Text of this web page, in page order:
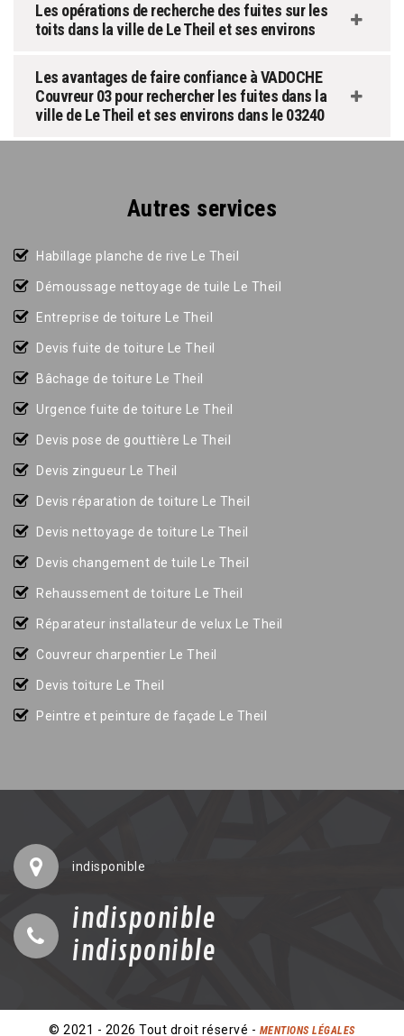
Les opérations de recherche des fuites sur les
toits dans la ville de Le Theil et ses environs
Les avantages de faire confiance à VADOCHE
Couvreur 03 pour rechercher les fuites dans la
ville de Le Theil et ses environs dans le 03240
Autres services
Habillage planche de rive Le Theil
Démoussage nettoyage de tuile Le Theil
Entreprise de toiture Le Theil
Devis fuite de toiture Le Theil
Bâchage de toiture Le Theil
Urgence fuite de toiture Le Theil
Devis pose de gouttière Le Theil
Devis zingueur Le Theil
Devis réparation de toiture Le Theil
Devis nettoyage de toiture Le Theil
Devis changement de tuile Le Theil
Rehaussement de toiture Le Theil
Réparateur installateur de velux Le Theil
Couvreur charpentier Le Theil
Devis toiture Le Theil
Peintre et peinture de façade Le Theil
indisponible
indisponible
indisponible
© 2021 - 2026 Tout droit réservé - MENTIONS LÉGALES